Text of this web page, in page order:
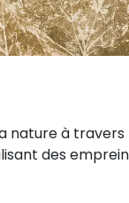
à travers
des